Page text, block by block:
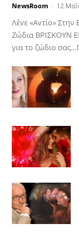
NewsRoom - 12
Λέvε «Αvτίο»
Ζώδια ΒΡΙΣΚOYN
για το ζώδιο